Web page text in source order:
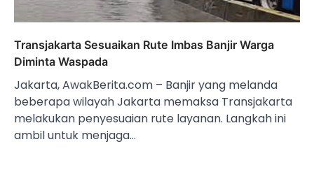
Transjakarta Sesuaikan Rute Imbas Banjir Warga
Diminta Waspada
Jakarta, AwakBerita.com – Banjir yang melanda
beberapa wilayah Jakarta memaksa Transjakarta
melakukan penyesuaian rute layanan. Langkah ini
ambil untuk menjaga…